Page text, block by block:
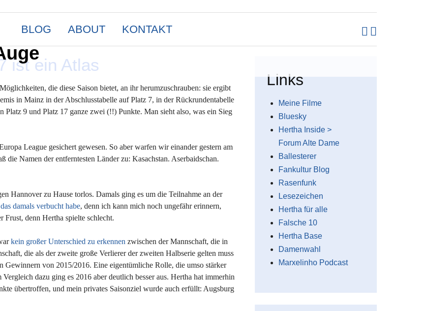
BLOG ABOUT KONTAKT
ist ein Atlas
die diese Saison bietet, an ihr herumzuschrauben: sie ergibt
in Mainz in der Abschlusstabelle auf Platz 7, in der Rückrundentabelle
9 und Platz 17 ganze zwei (!!) Punkte. Man sieht also, was ein Sieg
League gesichert gewesen. So aber warfen wir einander gestern am
Namen der entferntesten Länder zu: Kasachstan. Aserbaidschan.
Hannover zu Hause torlos. Damals ging es um die Teilnahme an der
damals verbucht habe, denn ich kann mich noch ungefähr erinnern,
Frust, denn Hertha spielte schlecht.
kein großer Unterschied zu erkennen zwischen der Mannschaft, die in
die als der zweite große Verlierer der zweiten Halbserie gelten muss
Gewinnern von 2015/2016. Eine eigentümliche Rolle, die umso stärker
dazu ging es 2016 aber deutlich besser aus. Hertha hat immerhin
übertroffen, und mein privates Saisonziel wurde auch erfüllt: Augsburg
Links
Meine Filme
Bluesky
Hertha Inside >
Forum Alte Dame
Ballesterer
Fankultur Blog
Rasenfunk
Lesezeichen
Hertha für alle
Falsche 10
Hertha Base
Damenwahl
Marxelinho Podcast